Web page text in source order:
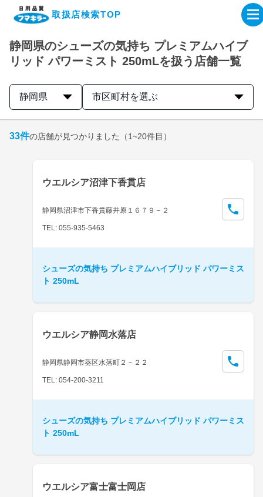
取扱店検索TOP
企業・IR情報サイト
製品情報サイト
取扱店検索はこちら
静岡県のシューズの気持ち プレミアムハイブ
リッド パワーミスト 250mLを扱う店舗一覧
静岡県 市区町村を選ぶ
33件の店舗が見つかりました （1~20件目）
ウエルシア沼津下香貫店
静岡県沼津市下香貫藤井原１６７９－２
TEL: 055-935-5463
シューズの気持ち プレミアムハイブリッド パワーミス
ト 250mL
ウエルシア静岡水落店
静岡県静岡市葵区水落町２－２２
TEL: 054-200-3211
シューズの気持ち プレミアムハイブリッド パワーミス
ト 250mL
ウエルシア富士富士岡店